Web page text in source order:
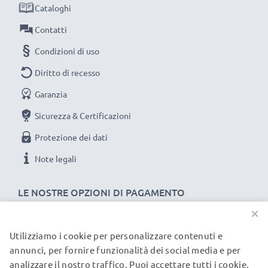
Scegli CELLONIC, scegli la lunga durata e l'efficienza,
non fare compromessi sulla qualità: ordina ora!
LE NOSTRE OPZIONI DI PAGAMENTO
Cataloghi
Contatti
Condizioni di uso
Diritto di recesso
Garanzia
Sicurezza & Certificazioni
Protezione dei dati
Note legali
I NOSTRI PARTNER DI SPEDIZIONE
×
Utilizziamo i cookie per personalizzare contenuti e
annunci, per fornire funzionalità dei social media e per
analizzare il nostro traffico. Puoi accettare tutti i cookie,